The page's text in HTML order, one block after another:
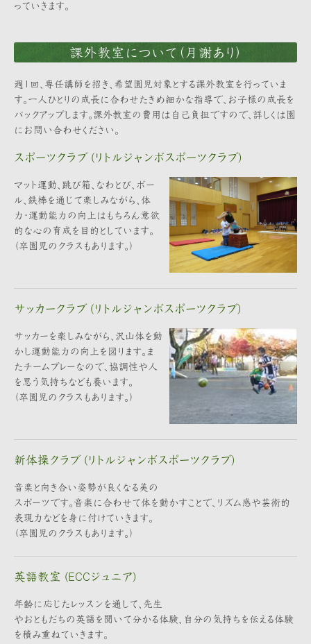
っていきます。
課外教室について（月謝あり）
週1回、専任講師を招き、希望園児対象とする課外教室を行っていま
す。一人ひとりの成長に合わせたきめ細かな指導で、お子様の成長を
バックアップします。課外教室の費用は自己負担ですので、詳しくは園
にお問い合わせください。
スポーツクラブ (リトルジャンボスポーツクラブ)
マット運動、跳び箱、なわとび、ボー
ル、鉄棒を通じて楽しみながら、体
力・運動能力の向上はもちろん意欲
的な心の育成を目的としています。
（卒園児のクラスもあります。）
サッカークラブ (リトルジャンボスポーツクラブ)
サッカーを楽しみながら、沢山体を動
かし運動能力の向上を図ります。ま
たチームプレーなので、協調性や人
を思う気持ちなども養います。
（卒園児のクラスもあります。）
新体操クラブ (リトルジャンボスポーツクラブ)
音楽と向き合い姿勢が良くなる美の
スポーツです。音楽に合わせて体を動かすことで、リズム感や芸術的
表現力などを身に付けていきます。
（卒園児のクラスもあります。）
英語教室 (ECCジュニア)
年齢に応じたレッスンを通して、先生
やおともだちの英語を聞いて分かる体験、自分の気持ちを伝える体験
を積み重ねていきます。